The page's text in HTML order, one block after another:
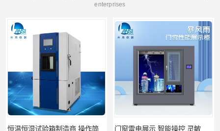
enterprises
门窗雷电展示 智能操控 灵敏方便